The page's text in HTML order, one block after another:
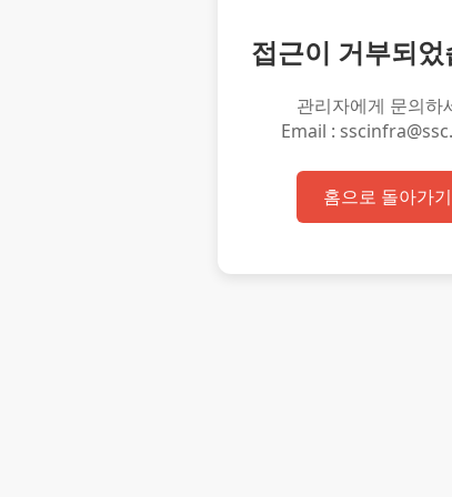
접근이 거부되
관리자에게 문의하
Email :
홈으로 돌아가기